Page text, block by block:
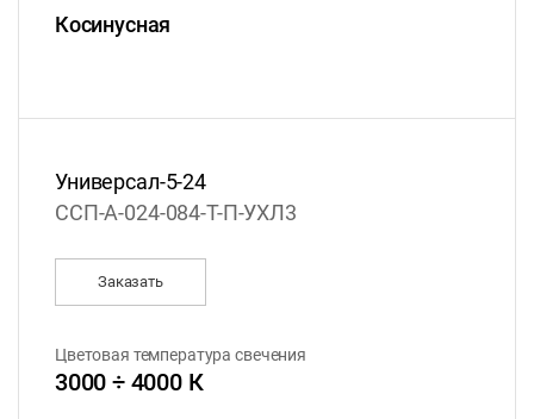
Косинусная
Универсал-5-24
ССП-А-024-084-Т-П-УХЛ3
Заказать
Цветовая температура свечения
3000 ÷ 4000 К